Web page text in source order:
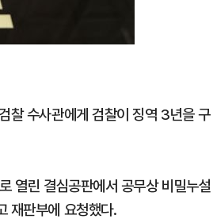
찰 수사관에게 검찰이 징역 3년을 구
열린 결심공판에서 공무상 비밀누설
재판부에 요청했다.